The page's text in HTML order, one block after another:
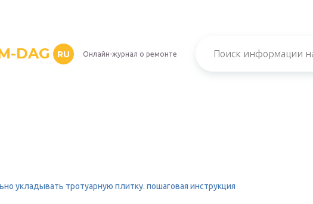
DAG RU Онлайн-журнал о ремонте
укладывать тротуарную плитку. пошаговая инструкция